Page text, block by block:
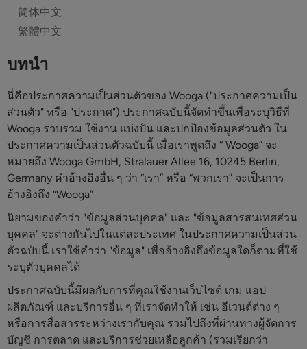
简体中文
繁體中文
บทนำ
นี่คือประกาศความเป็นส่วนตัวของ Wooga ("ประกาศความเป็น
ส่วนตัว" หรือ "ประกาศ") ประกาศฉบับนี้จัดทำขึ้นเพื่อระบุวิธีที่
Wooga รวบรวม ใช้งาน แบ่งปัน และปกป้องข้อมูลส่วนตัว ใน
ประกาศความเป็นส่วนตัวฉบับนี้ เมื่อเราพูดถึง “ Wooga” จะ
หมายถึง Wooga GmbH, Stralauer Allee 16, 10245 Berlin,
Germany คำอ้างอิงอื่น ๆ ว่า “เรา” หรือ “พวกเรา” จะเป็นการ
อ้างอิงถึง “Wooga”
นิยามของคำว่า "ข้อมูลส่วนบุคคล" และ "ข้อมูลสารสนเทศส่วน
บุคคล" จะต่างกันไปในแต่ละประเทศ ในประกาศความเป็นส่วน
ตัวฉบับนี้ เราใช้คำว่า "ข้อมูล" เพื่ออ้างอิงถึงข้อมูลใดก็ตามที่ใช้
ระบุตัวบุคคลได้
ประกาศฉบับนี้มีผลกับการที่คุณใช้งานเว็บไซต์ เกม แอป
ผลิตภัณฑ์ และบริการอื่น ๆ ที่เราจัดทำให้ เช่น อีเวนต์ต่าง ๆ
หรือการสื่อสารระหว่างเรากับคุณ รวมไปถึงที่ผ่านทางผู้จัดการ
บัญชี การตลาด และบริการช่วยเหลือลูกค้า (รวมเรียกว่า